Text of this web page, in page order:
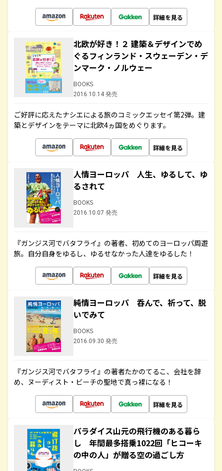
詳細を見る
北欧が好き！２ 建築＆デザインでめ
ぐるフィンランド・スウェーデン・デ
ンマーク・ノルウェー
BOOKS
2016.10.14 発売
ご好評に応えたナシエによる旅のコミックエッセイ第2弾。建
築とデザインをテーマに北欧4ヵ国をめぐります。
詳細を見る
人情ヨーロッパ 人生、ゆるして、ゆ
るされて
BOOKS
2016.10.07 発売
『ガンジス河でバタフライ』の著者、初めてのヨーロッパ周遊
旅。自分自身をゆるし、ゆるせなかった人達をゆるした！
詳細を見る
純情ヨーロッパ 呑んで、祈って、脱
いでみて
BOOKS
2016.09.30 発売
『ガンジス河でバタフライ』の著者たかのてるこ、会社を辞
め、ヌーディスト・ビーチの聖地で真っ裸になる！
詳細を見る
パラダイス山元の飛行機のある暮ら
し 年間最多搭乗1022回「ヒコーキ
の中の人」が贈る空の過ごし方